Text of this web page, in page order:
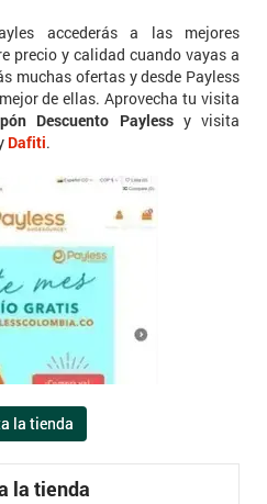
accederás a las mejores
precio y calidad cuando vayas a
muchas ofertas y desde Payless
de ellas. Aprovecha tu visita
Descuento Paylessy visita
Dafiti.
la tienda
la tienda